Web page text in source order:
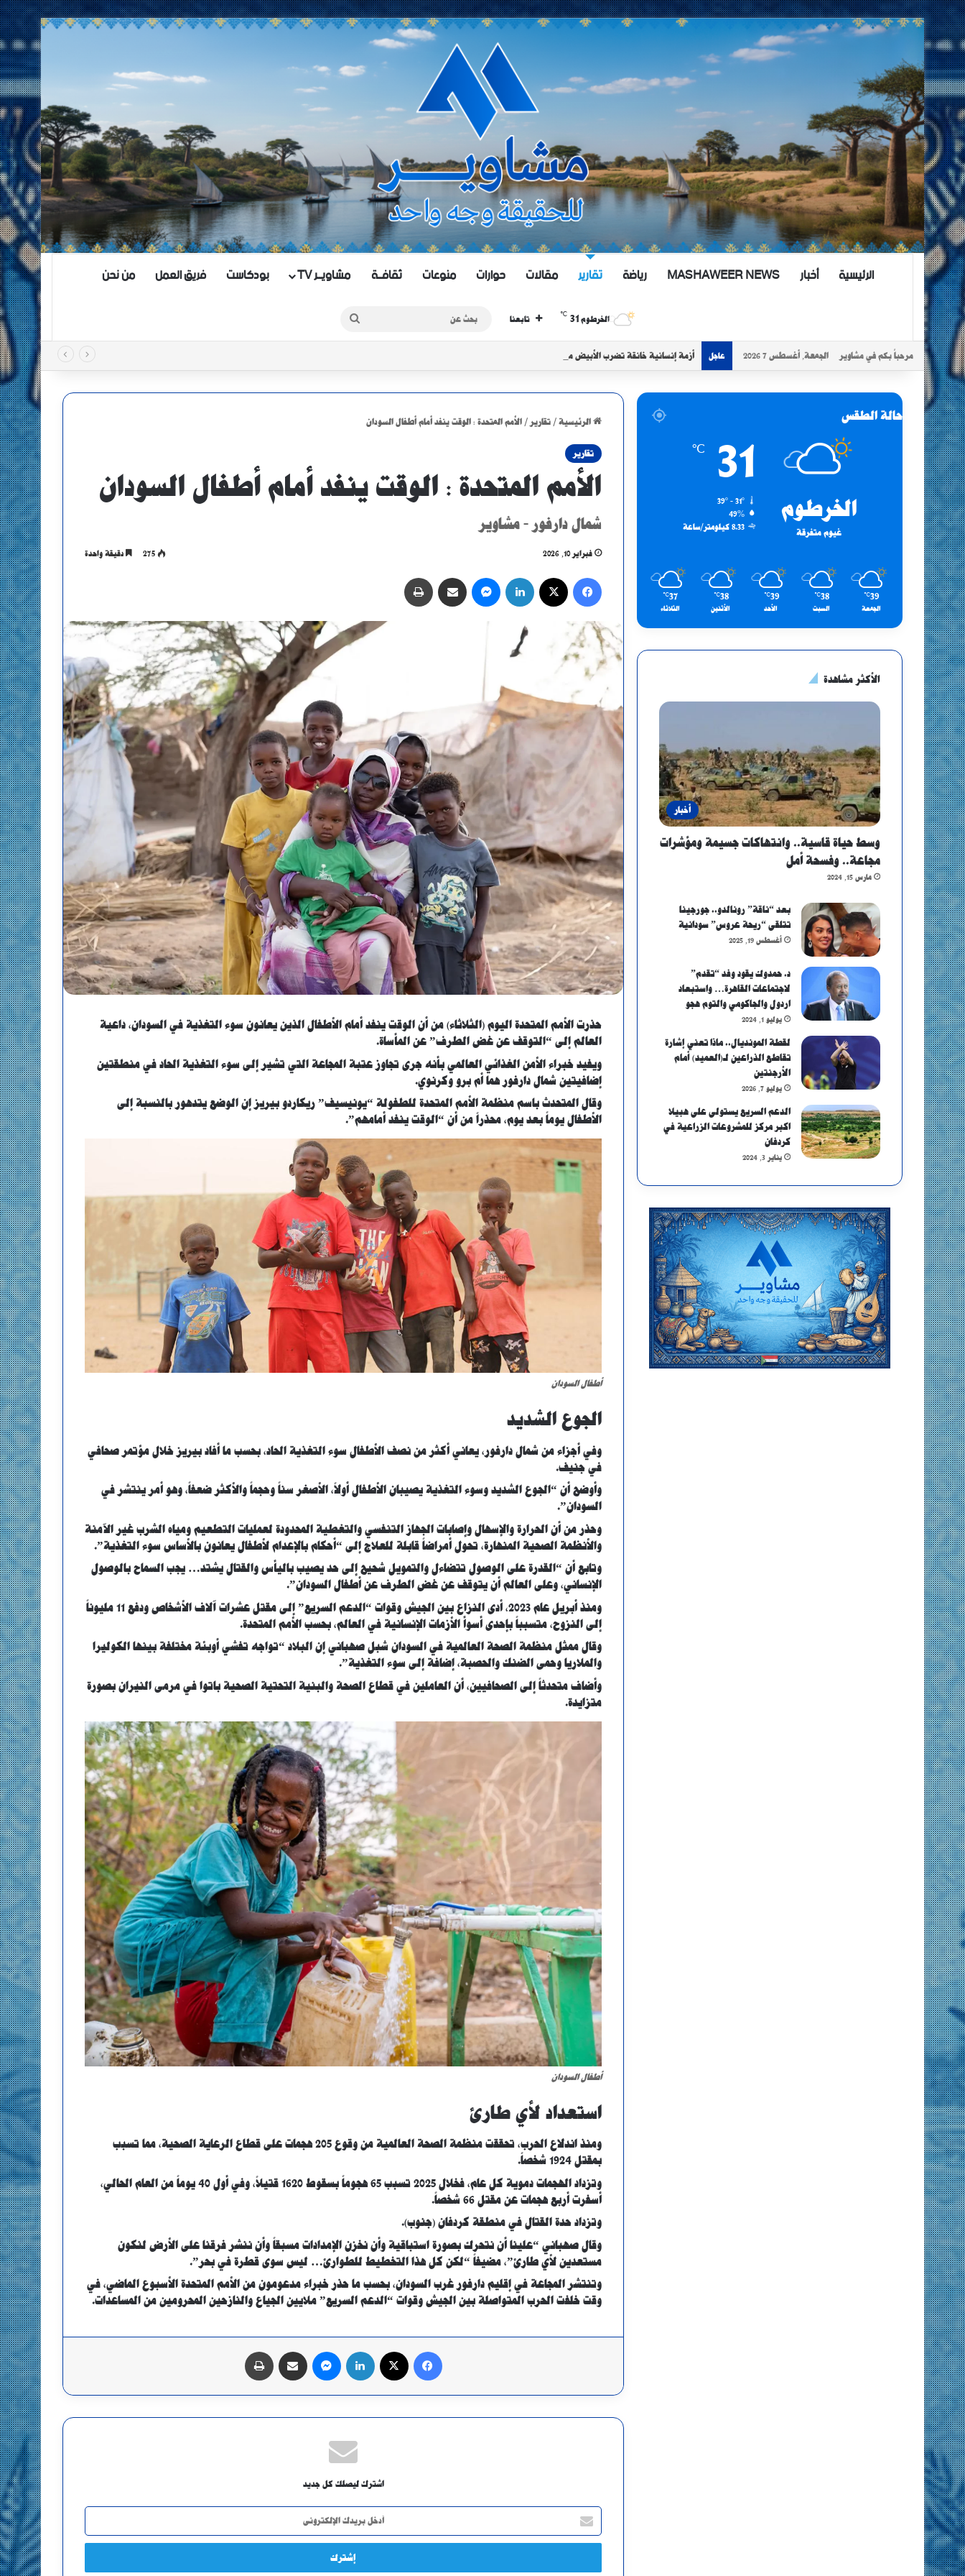
الرئيسية أخبار MASHAWEER NEWS رياضة تقارير مقالات حوارات منوعات ثقافــة مشاويــر TV بودكاست فريق العمل من نحن
الخرطوم 31
℃
تابعنا بحث
عن
مرحباً بكم في مشاوير الجمعة, أغسطس 7 2026 عاجل أزمة إنسانية خانقة تضرب الأبيض مع تزايد موجات النزوح
الرئيسية / تقارير / الأمم المتحدة : الوقت ينفد أمام أطفال السودان
تقارير
الأمم المتحدة : الوقت ينفد أمام أطفال السودان
شمال دارفور - مشاوير
فبراير 10, 2026 275 دقيقة واحدة
فيسبوك لينكدإن ماسنجر مشاركة عبر البريد
حذرت الأمم المتحدة اليوم (الثلاثاء) من أن الوقت ينفد أمام الأطفال الذين يعانون سوء التغذية في السودان، داعية
العالم إلى “التوقف عن غض الطرف” عن المأساة.
ويفيد خبراء الأمن الغذائي العالمي بأنه جرى تجاوز عتبة المجاعة التي تشير إلى سوء التغذية الحاد في منطقتين
إضافيتين شمال دارفور هما أم برو وكرنوي.
وقال المتحدث باسم منظمة الأمم المتحدة للطفولة “يونيسيف” ريكاردو بيريز إن الوضع يتدهور بالنسبة إلى
الأطفال يوماً بعد يوم، محذراً من أن “الوقت ينفد أمامهم”.
أطفال السودان
الجوع الشديد
وفي أجزاء من شمال دارفور، يعاني أكثر من نصف الأطفال سوء التغذية الحاد، بحسب ما أفاد بيريز خلال مؤتمر صحافي
في جنيف.
وأوضح أن “الجوع الشديد وسوء التغذية يصيبان الأطفال أولاً، الأصغر سناً وحجماً والأكثر ضعفاً، وهو أمر ينتشر في
السودان”.
وحذر من أن الحرارة والإسهال وإصابات الجهاز التنفسي والتغطية المحدودة لعمليات التطعيم ومياه الشرب غير الآمنة
والأنظمة الصحية المنهارة، تحول أمراضاً قابلة للعلاج إلى “أحكام بالإعدام لأطفال يعانون بالأساس سوء التغذية”.
وتابع أن “القدرة على الوصول تتضاءل والتمويل شحيح إلى حد يصيب باليأس والقتال يشتد… يجب السماح بالوصول
الإنساني، وعلى العالم أن يتوقف عن غض الطرف عن أطفال السودان”.
ومنذ أبريل عام 2023، أدى النزاع بين الجيش وقوات “الدعم السريع” إلى مقتل عشرات آلاف الأشخاص ودفع 11 مليوناً
إلى النزوح، متسبباً بإحدى أسوأ الأزمات الإنسانية في العالم، بحسب الأمم المتحدة.
وقال ممثل منظمة الصحة العالمية في السودان شبل صهباني إن البلاد “تواجه تفشي أوبئة مختلفة بينها الكوليرا
والملاريا وحمى الضنك والحصبة، إضافة إلى سوء التغذية”.
وأضاف متحدثاً إلى الصحافيين، أن العاملين في قطاع الصحة والبنية التحتية الصحية باتوا في مرمى النيران بصورة
متزايدة.
أطفال السودان
استعداد لأي طارئ
ومنذ اندلاع الحرب، تحققت منظمة الصحة العالمية من وقوع 205 هجمات على قطاع الرعاية الصحية، مما تسبب
بمقتل 1924 شخصاً.
وتزداد الهجمات دموية كل عام، فخلال 2025 تسبب 65 هجوماً بسقوط 1620 قتيلاً، وفي أول 40 يوماً من العام الحالي،
أسفرت أربع هجمات عن مقتل 66 شخصاً.
وتزداد حدة القتال في منطقة كردفان (جنوب).
وقال صهباني “علينا أن نتحرك بصورة استباقية وأن نخزن الإمدادات مسبقاً وأن ننشر فرقنا على الأرض لنكون
مستعدين لأي طارئ”، مضيفاً “لكن كل هذا التخطيط للطوارئ… ليس سوى قطرة في بحر”.
وتنتشر المجاعة في إقليم دارفور غرب السودان، بحسب ما حذر خبراء مدعومون من الأمم المتحدة الأسبوع الماضي، في
وقت خلفت الحرب المتواصلة بين الجيش وقوات “الدعم السريع” ملايين الجياع والنازحين المحرومين من المساعدات.
فيسبوك لينكدإن ماسنجر مشاركة عبر البريد
اشترك ليصلك كل جديد
أدخل
بريدك
الإلكتروني
حالة الطقس
الخرطوم
غيوم متفرقة
31
℃
39º - 31º
49%
8.33 كيلومتر/ساعة
39
℃
الجمعة
38
℃
السبت
39
℃
الأحد
38
℃
الأثنين
37
℃
الثلاثاء
الأكثر مشاهدة
أخبار
وسط حياة قاسية.. وانتهاكات جسيمة ومؤشرات
مجاعة.. وفسحة أمل
مارس 15, 2024
بعد “ناقة” رونالدو.. جورجينا
تتلقى “ريحة عروس” سودانية
أغسطس 19, 2025
د. حمدوك يقود وفد “تقدم”
لاجتماعات القاهرة… واستبعاد
اردول والجاكومي والتوم هجو
يوليو 1, 2024
لقطة المونديال.. ماذا تعني إشارة
تقاطع الذراعين لـ(العميد) أمام
الأرجنتين
يوليو 7, 2026
الدعم السريع يستولى على هبيلا
اكبر مركز للمشروعات الزراعية في
كردفان
يناير 3, 2024